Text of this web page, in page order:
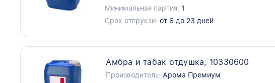
Минимальная партия: 1
Срок отгрукзи: от 6 до 23 дней
Амбра и табак отдушка, 10330600
Производитель: Арома Премиум